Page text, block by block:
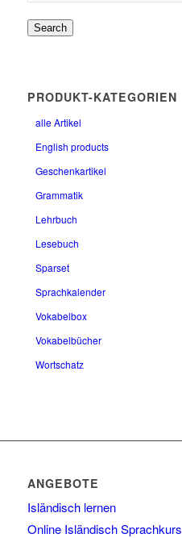
Search
PRODUKT-KATEGORIEN
alle Artikel
English products
Geschenkartikel
Grammatik
Lehrbuch
Lesebuch
Sparset
Sprachkalender
Vokabelbox
Vokabelbücher
Wortschatz
ANGEBOTE
Isländisch lernen
Online Isländisch Sprachkurs